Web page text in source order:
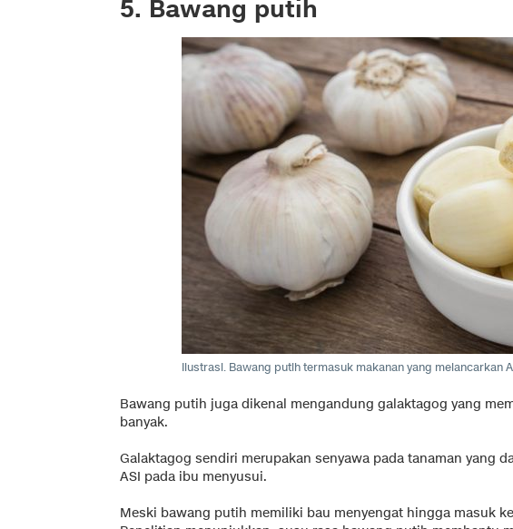
5. Bawang putih
Ilustrasi. Bawang putih termasuk makanan yang melancarkan
Bawang putih juga dikenal mengandung galaktagog yang
banyak.
Galaktagog sendiri merupakan senyawa pada tanaman yang
ASI pada ibu menyusui.
Meski bawang putih memiliki bau menyengat hingga masuk